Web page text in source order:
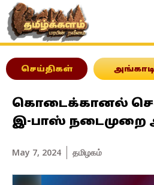
செய்திகள் அங்காடி
கொடைக்கானல்
இ-பாஸ் நடைமுறை
May 7, 2024 தமிழகம்